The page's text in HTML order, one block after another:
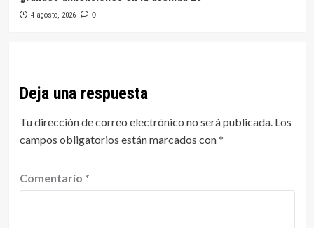
4 agosto, 2026 0
Deja una respuesta
Tu dirección de correo electrónico no será publicada. Los
campos obligatorios están marcados con*
Comentario *